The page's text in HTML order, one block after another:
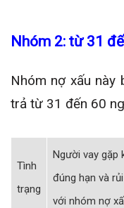
Nhóm 2: từ 31
Nhóm nợ xấu này
trả từ 31 đến 60
Tình
trạng
Người vay gặp
đúng hạn và
với nhóm nợ